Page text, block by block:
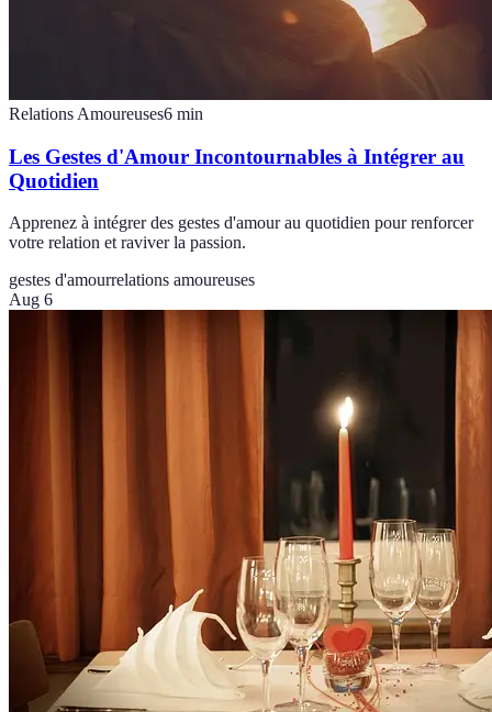
Relations Amoureuses6 min
Les Gestes d'Amour Incontournables à Intégrer au
Quotidien
Apprenez à intégrer des gestes d'amour au quotidien pour renforcer
votre relation et raviver la passion.
gestes d'amourrelations amoureuses
Aug 6